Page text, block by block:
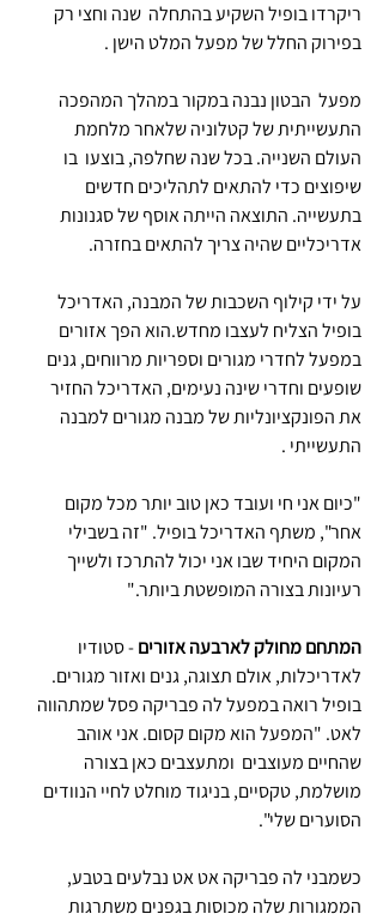
ריקרדו בופיל השקיע בהתחלה  שנה וחצי רק
בפירוק החלל של מפעל המלט הישן .
מפעל  הבטון נבנה במקור במהלך המהפכה
התעשייתית של קטלוניה שלאחר מלחמת
העולם השנייה. בכל שנה שחלפה, בוצעו  בו
שיפוצים כדי להתאים לתהליכים חדשים
בתעשייה. התוצאה הייתה אוסף של סגנונות
אדריכליים שהיה צריך להתאים בחזרה.
על ידי קילוף השכבות של המבנה, האדריכל
בופיל הצליח לעצבו מחדש.הוא הפך אזורים
במפעל לחדרי מגורים וספריות מרווחים, גנים
שופעים וחדרי שינה נעימים, האדריכל החזיר
את הפונקציונליות של מבנה מגורים למבנה
התעשייתי .
"כיום אני חי ועובד כאן טוב יותר מכל מקום
אחר", משתף האדריכל בופיל. "זה בשבילי
המקום היחיד שבו אני יכול להתרכז ולשייך
רעיונות בצורה המופשטת ביותר."
המתחם מחולק לארבעה אזורים - סטודיו
לאדריכלות, אולם תצוגה, גנים ואזור מגורים.
בופיל רואה במפעל לה פבריקה פסל שמתהווה
לאט. "המפעל הוא מקום קסום. אני אוהב
שהחיים מעוצבים  ומתעצבים כאן בצורה
מושלמת, טקסיים, בניגוד מוחלט לחיי הנוודים
הסוערים שלי".
כשמבני לה פבריקה אט אט נבלעים בטבע,
הממגורות שלה מכוסות בגפנים משתרגות